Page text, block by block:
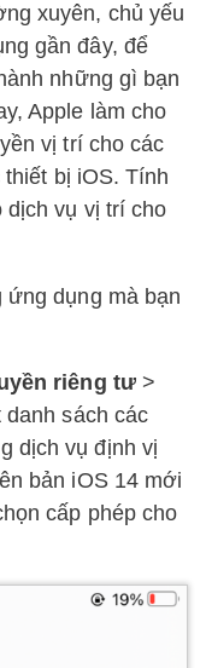
xuyên, chủ yếu
gần đây, để
những gì bạn
Apple làm cho
vị trí cho các
bị iOS. Tính
dịch vụ vị trí cho
ứng dụng mà bạn
riêng tư>
danh sách các
dịch vụ định vị
bản iOS 14 mới
cấp phép cho